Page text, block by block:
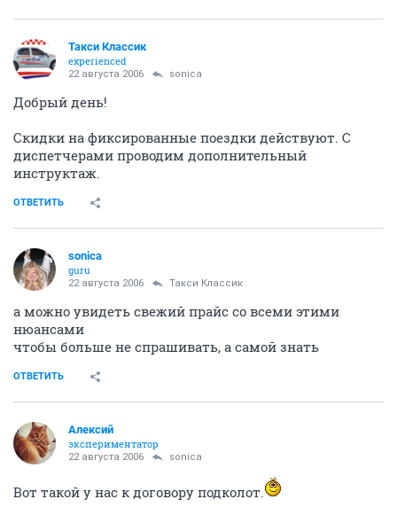
Такси Классик
experienced
22 августа 2006 sonica
Добрый день!
Скидки на фиксированные поездки действуют. С
диспетчерами проводим дополнительный
инструктаж.
ОТВЕТИТЬ
sonica
guru
22 августа 2006 Такси Классик
а можно увидеть свежий прайс со всеми этими
нюансами
чтобы больше не спрашивать, а самой знать
ОТВЕТИТЬ
Алексий
экспериментатор
22 августа 2006 sonica
Вот такой у нас к договору подколот.